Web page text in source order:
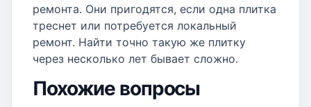
ремонта. Они пригодятся, если одна плитка
треснет или потребуется локальный
ремонт. Найти точно такую же плитку
через несколько лет бывает сложно.
Похожие вопросы